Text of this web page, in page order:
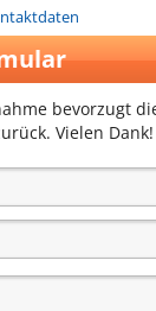
bevorzugt
Vielen Dank!